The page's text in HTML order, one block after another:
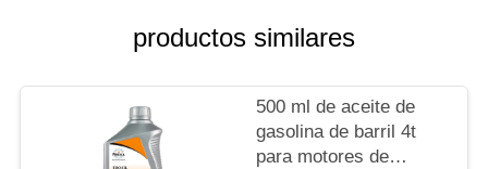
PRIVACY
POLICY
productos similares
500 ml de aceite de
gasolina de barril 4t
para motores de